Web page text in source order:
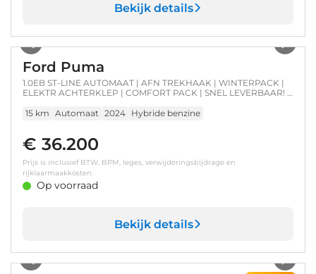
Bekijk details
Ford Puma
1.0EB ST-LINE AUTOMAAT | AFN TREKHAAK | WINTERPACK |
ELEKTR ACHTERKLEP | COMFORT PACK | SNEL LEVERBAAR! |
15 km Automaat 2024 Hybride benzine
€ 36.200
Prijs is inclusief BTW, BPM, leges, verwijderingsbijdrage en
rijklaarmaakkosten.
Op voorraad
Bekijk details